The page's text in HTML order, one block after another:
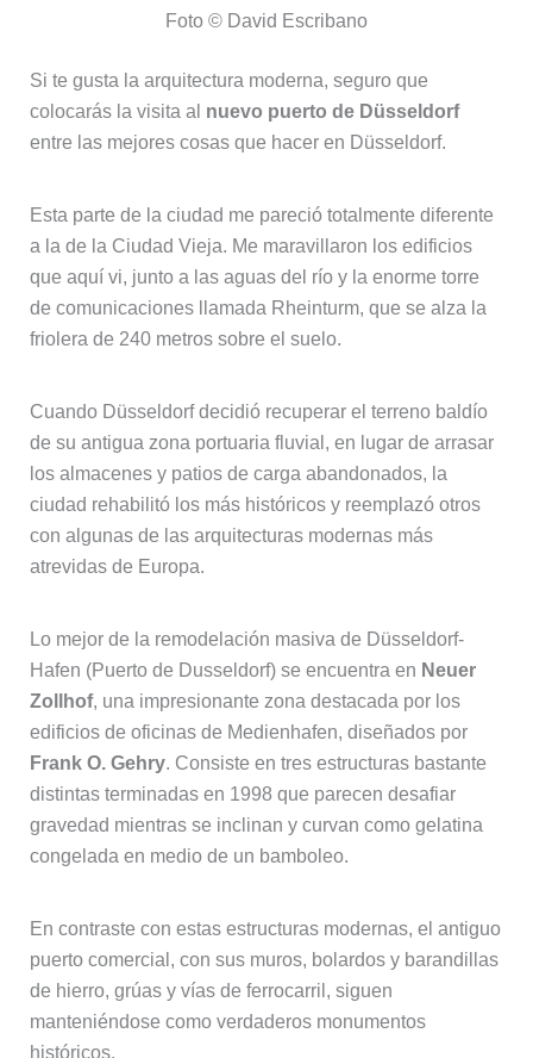
Foto © David Escribano
Si te gusta la arquitectura moderna, seguro que
colocarás la visita al nuevo puerto de Düsseldorf
entre las mejores cosas que hacer en Düsseldorf.
Esta parte de la ciudad me pareció totalmente diferente
a la de la Ciudad Vieja. Me maravillaron los edificios
que aquí vi, junto a las aguas del río y la enorme torre
de comunicaciones llamada Rheinturm, que se alza la
friolera de 240 metros sobre el suelo.
Cuando Düsseldorf decidió recuperar el terreno baldío
de su antigua zona portuaria fluvial, en lugar de arrasar
los almacenes y patios de carga abandonados, la
ciudad rehabilitó los más históricos y reemplazó otros
con algunas de las arquitecturas modernas más
atrevidas de Europa.
Lo mejor de la remodelación masiva de Düsseldorf-
Hafen (Puerto de Dusseldorf) se encuentra en Neuer
Zollhof, una impresionante zona destacada por los
edificios de oficinas de Medienhafen, diseñados por
Frank O. Gehry. Consiste en tres estructuras bastante
distintas terminadas en 1998 que parecen desafiar
gravedad mientras se inclinan y curvan como gelatina
congelada en medio de un bamboleo.
En contraste con estas estructuras modernas, el antiguo
puerto comercial, con sus muros, bolardos y barandillas
de hierro, grúas y vías de ferrocarril, siguen
manteniéndose como verdaderos monumentos
históricos.